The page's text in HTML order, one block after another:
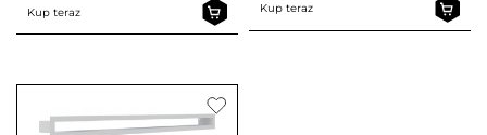
Kup teraz Kup teraz